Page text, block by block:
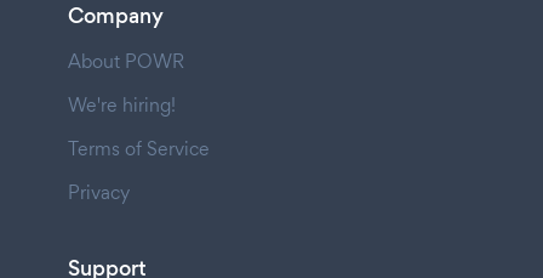
Company
About POWR
We're hiring!
Terms of Service
Privacy
Support